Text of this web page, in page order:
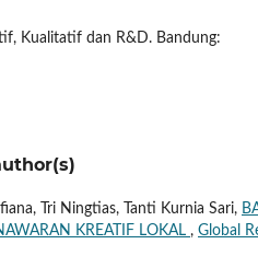
Kualitatif dan R&D. Bandung:
Tri Ningtias, Tanti Kurnia Sari,
KREATIF LOKAL , Global